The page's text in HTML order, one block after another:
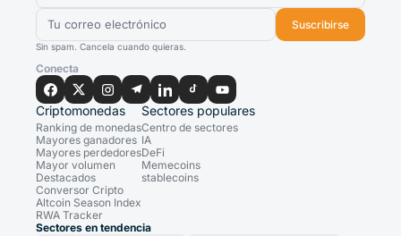
Suscribirse
Sin spam. Cancela cuando quieras.
Conecta
Criptomonedas
Ranking de monedas
Mayores ganadores
Mayores perdedores
Mayor volumen
Destacados
Conversor Cripto
Altcoin Season Index
RWA Tracker
Sectores populares
Centro de sectores
IA
DeFi
Memecoins
stablecoins
Sectores en tendencia